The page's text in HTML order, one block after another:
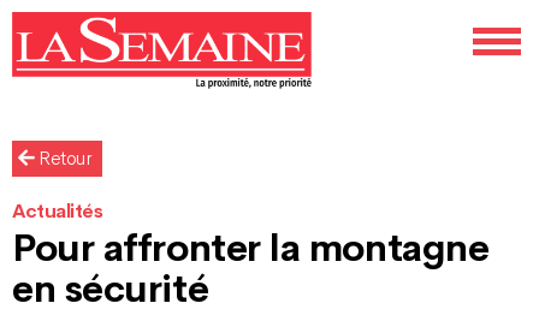
Retour
Actualités
Pour affronter la montagne
en sécurité